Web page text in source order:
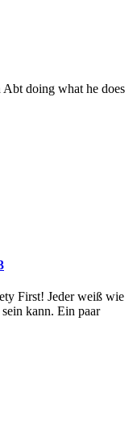
doing what he does
First! Jeder weiß wie
kann. Ein paar